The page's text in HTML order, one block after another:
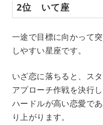
2位 いて座
一途で目標に向かって
しやすい星座です。
いざ恋に落ちると、ス
アプローチ作戦を決行し
ハードルが高い恋愛で
り上がります。